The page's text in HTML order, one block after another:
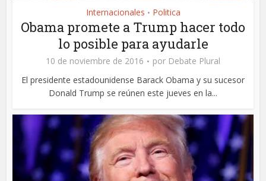
Internacionales • Politica
Obama promete a Trump hacer todo
lo posible para ayudarle
10 de noviembre de 2016 por Debate Plural
El presidente estadounidense Barack Obama y su sucesor
Donald Trump se reúnen este jueves en la...